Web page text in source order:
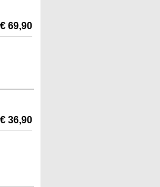
€ 69,90
€ 36,90